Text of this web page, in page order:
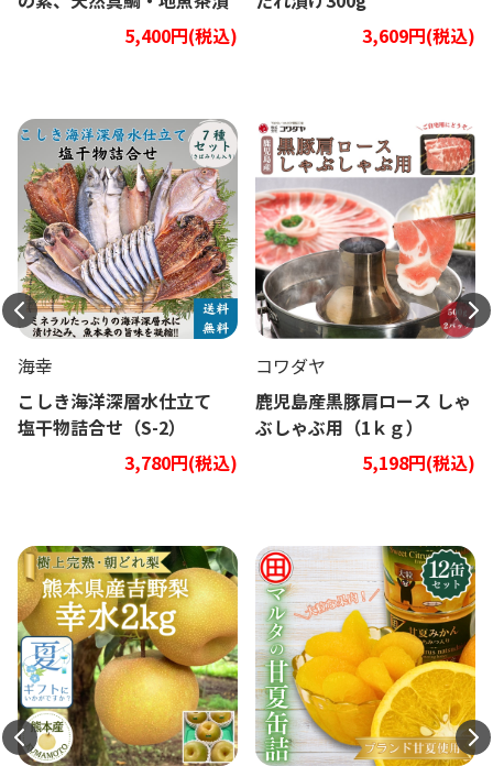
け5種類10Pセット5,400円(税込)
3,609円(税込)
海幸
こしき海洋深層水仕立て
塩干物詰合せ（S-2）
3,780円(税込)
コワダヤ
鹿児島産黒豚肩ロース しゃ
ぶしゃぶ用（1ｋｇ）
5,198円(税込)